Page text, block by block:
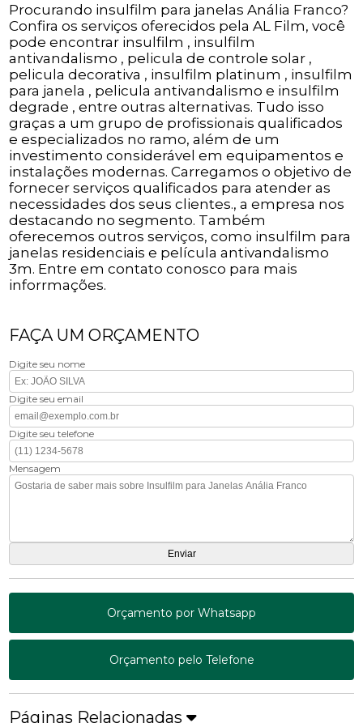
Procurando insulfilm para janelas Anália Franco?
Confira os serviços oferecidos pela AL Film, você
pode encontrar insulfilm , insulfilm
antivandalismo , pelicula de controle solar ,
pelicula decorativa , insulfilm platinum , insulfilm
para janela , pelicula antivandalismo e insulfilm
degrade , entre outras alternativas. Tudo isso
graças a um grupo de profissionais qualificados
e especializados no ramo, além de um
investimento considerável em equipamentos e
instalações modernas. Carregamos o objetivo de
fornecer serviços qualificados para atender as
necessidades dos seus clientes., a empresa nos
destacando no segmento. Também
oferecemos outros serviços, como insulfilm para
janelas residenciais e película antivandalismo
3m. Entre em contato conosco para mais
inforrmações.
FAÇA UM ORÇAMENTO
Digite seu nome
Digite seu email
Digite seu telefone
Mensagem
Orçamento por Whatsapp
Orçamento pelo Telefone
Páginas Relacionadas